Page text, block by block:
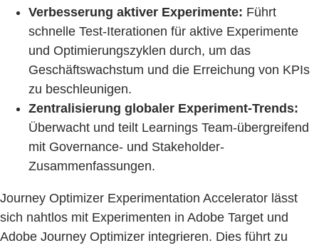
Verbesserung aktiver Experimente: Führt
schnelle Test-Iterationen für aktive Experimente
und Optimierungszyklen durch, um das
Geschäftswachstum und die Erreichung von KPIs
zu beschleunigen.
Zentralisierung globaler Experiment-Trends:
Überwacht und teilt Learnings Team-übergreifend
mit Governance- und Stakeholder-
Zusammenfassungen.
Journey Optimizer Experimentation Accelerator lässt
sich nahtlos mit Experimenten in Adobe Target und
Adobe Journey Optimizer integrieren. Dies führt zu